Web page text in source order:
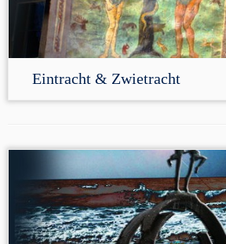
Eintracht & Zwietracht